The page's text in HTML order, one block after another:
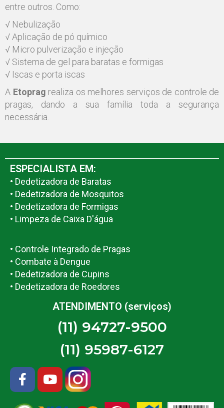
entre outros. Como:
√ Nebulização
√ Aplicação de pó químico
√ Micro pulverização e injeção
√ Sistema de gel para baratas e formigas
√ Iscas e porta iscas
A Etoprag realiza os melhores serviços de controle de
pragas, dando a sua família toda a segurança
necessária.
ESPECIALISTA EM:
• Dedetizadora de Baratas
• Dedetizadora de Mosquitos
• Dedetizadora de Formigas
• Limpeza de Caixa D'água
• Controle Integrado de Pragas
• Combate à Dengue
• Dedetizadora de Cupins
• Dedetizadora de Roedores
ATENDIMENTO (serviços)
(11) 94727-9500
(11) 95987-6127